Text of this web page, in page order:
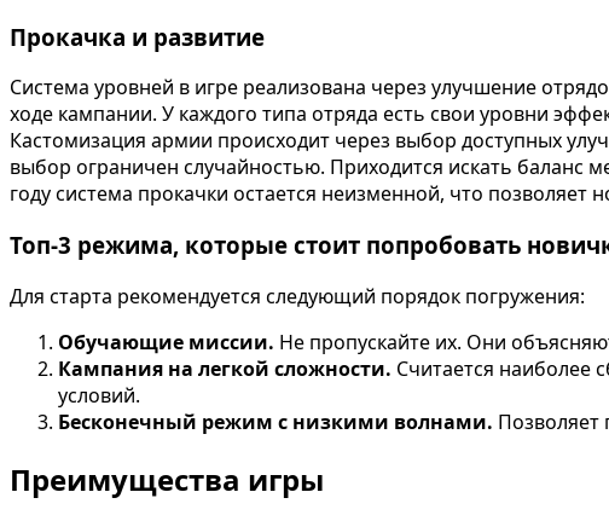
Прокачка и развитие
Система уровней в игре реализована через улучшение
ходе кампании. У каждого типа отряда есть свои уровни
Кастомизация армии происходит через выбор доступных
выбор ограничен случайностью. Приходится искать баланс
году система прокачки остается неизменной, что
Топ-3 режима, которые стоит попробовать
Для старта рекомендуется следующий порядок погружения:
Обучающие миссии. Не пропускайте их. Они
Кампания на легкой сложности. Считается наиболее
условий.
Бесконечный режим с низкими волнами. Позволяет
Преимущества игры